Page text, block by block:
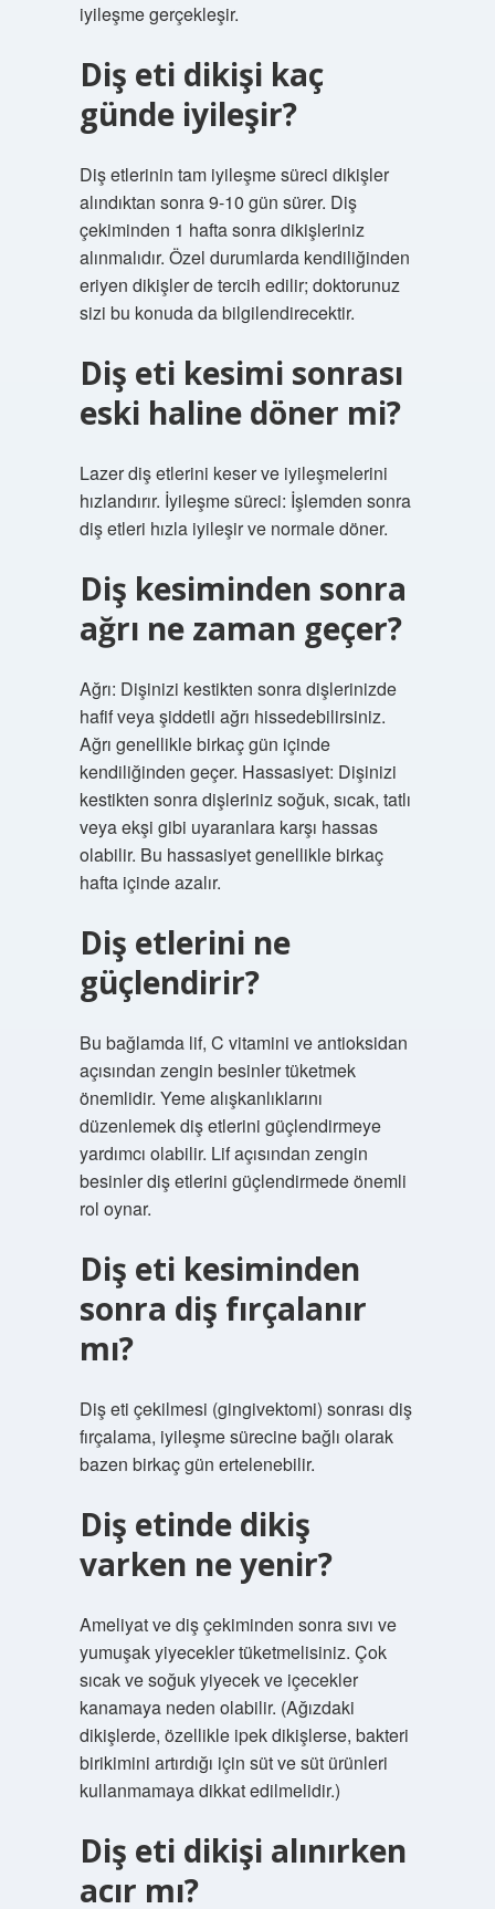
iyileşme gerçekleşir.
Diş eti dikişi kaç
günde iyileşir?
Diş etlerinin tam iyileşme süreci dikişler
alındıktan sonra 9-10 gün sürer. Diş
çekiminden 1 hafta sonra dikişleriniz
alınmalıdır. Özel durumlarda kendiliğinden
eriyen dikişler de tercih edilir; doktorunuz
sizi bu konuda da bilgilendirecektir.
Diş eti kesimi sonrası
eski haline döner mi?
Lazer diş etlerini keser ve iyileşmelerini
hızlandırır. İyileşme süreci: İşlemden sonra
diş etleri hızla iyileşir ve normale döner.
Diş kesiminden sonra
ağrı ne zaman geçer?
Ağrı: Dişinizi kestikten sonra dişlerinizde
hafif veya şiddetli ağrı hissedebilirsiniz.
Ağrı genellikle birkaç gün içinde
kendiliğinden geçer. Hassasiyet: Dişinizi
kestikten sonra dişleriniz soğuk, sıcak, tatlı
veya ekşi gibi uyaranlara karşı hassas
olabilir. Bu hassasiyet genellikle birkaç
hafta içinde azalır.
Diş etlerini ne
güçlendirir?
Bu bağlamda lif, C vitamini ve antioksidan
açısından zengin besinler tüketmek
önemlidir. Yeme alışkanlıklarını
düzenlemek diş etlerini güçlendirmeye
yardımcı olabilir. Lif açısından zengin
besinler diş etlerini güçlendirmede önemli
rol oynar.
Diş eti kesiminden
sonra diş fırçalanır
mı?
Diş eti çekilmesi (gingivektomi) sonrası diş
fırçalama, iyileşme sürecine bağlı olarak
bazen birkaç gün ertelenebilir.
Diş etinde dikiş
varken ne yenir?
Ameliyat ve diş çekiminden sonra sıvı ve
yumuşak yiyecekler tüketmelisiniz. Çok
sıcak ve soğuk yiyecek ve içecekler
kanamaya neden olabilir. (Ağızdaki
dikişlerde, özellikle ipek dikişlerse, bakteri
birikimini artırdığı için süt ve süt ürünleri
kullanmamaya dikkat edilmelidir.)
Diş eti dikişi alınırken
acır mı?